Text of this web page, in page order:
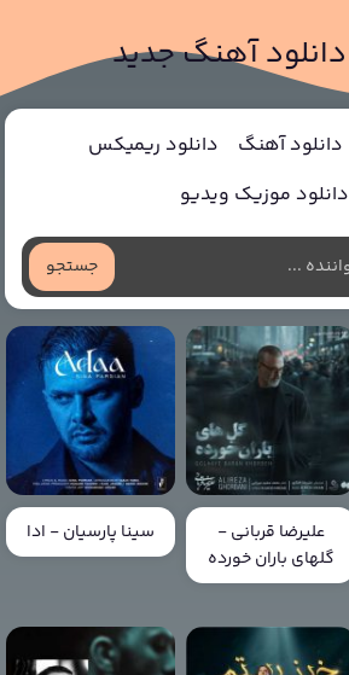
دانلود آهنگ جدید
دانلود آهنگ
دانلود ریمیکس
دانلود موزیک ویدیو
جستجو
علیرضا قربانی -
گلهای باران خورده
سینا پارسیان - ادا